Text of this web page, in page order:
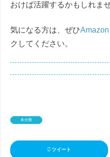
おけば活躍するかもしれませ
気になる方は、ぜひAmazon
クしてください。
未分類
ツイート